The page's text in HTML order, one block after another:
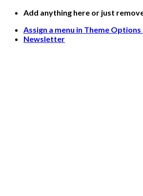
Skip
content
Add anything here or just
Assign a menu in Theme Options
Newsletter